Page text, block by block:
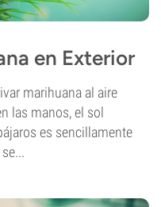
en Exterior
marihuana al aire
las manos, el sol
es sencillamente